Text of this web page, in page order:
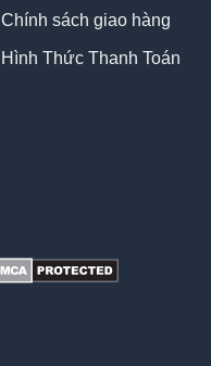
Chính sách giao hàng
Hình Thức Thanh Toán